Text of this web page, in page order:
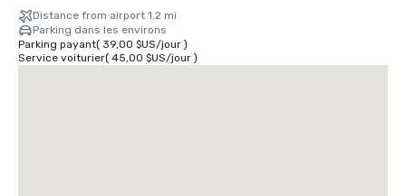
- Tournez à droite sur la rue Main. Après 0,5 mile, tournez à droite sur
l'avenue Gillette.
- Après 0,2 km, tournez à gauche et le Sonesta Irvine se trouvera sur
votre gauche.
Distance from airport 1.2 mi
Parking dans les environs
Parking payant( 39,00 $US/jour)
Service voiturier( 45,00 $US/jour)